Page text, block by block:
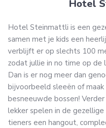
Hotel
Hotel Steinmattli is een
samen met je kids een
verblijft er op slechts 100
zodat jullie in no time op de
Dan is er nog meer dan
bijvoorbeeld sleeën of
besneeuwde bossen!
lekker spelen in de
tieners een hangout,